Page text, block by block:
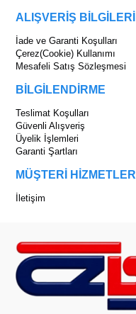
ALIŞVERİŞ BİLGİLERİ
İade ve Garanti Koşulları
Çerez(Cookie) Kullanımı
Mesafeli Satış Sözleşmesi
BİLGİLENDİRME
Teslimat Koşulları
Güvenli Alışveriş
Üyelik İşlemleri
Garanti Şartları
MÜŞTERİ HİZMETLERİ
İletişim